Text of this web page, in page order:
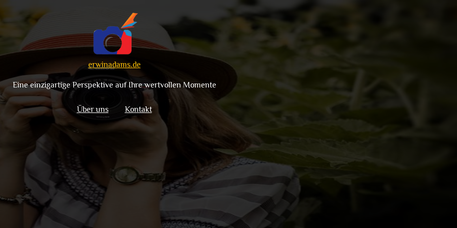
erwinadams.de
Eine einzigartige Perspektive auf Ihre wertvollen Momente
Über uns Kontakt